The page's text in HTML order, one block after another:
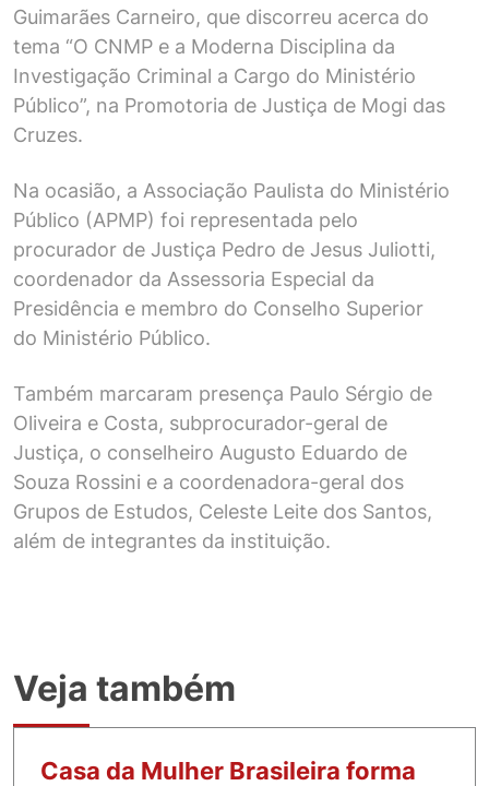
Guimarães Carneiro, que discorreu acerca do
tema “O CNMP e a Moderna Disciplina da
Investigação Criminal a Cargo do Ministério
Público”, na Promotoria de Justiça de Mogi das
Cruzes.
Na ocasião, a Associação Paulista do Ministério
Público (APMP) foi representada pelo
procurador de Justiça Pedro de Jesus Juliotti,
coordenador da Assessoria Especial da
Presidência e membro do Conselho Superior
do Ministério Público.
Também marcaram presença Paulo Sérgio de
Oliveira e Costa, subprocurador-geral de
Justiça, o conselheiro Augusto Eduardo de
Souza Rossini e a coordenadora-geral dos
Grupos de Estudos, Celeste Leite dos Santos,
além de integrantes da instituição.
Veja também
Casa da Mulher Brasileira forma